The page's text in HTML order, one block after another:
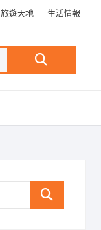
旅遊天地 生活情報
Search
Search